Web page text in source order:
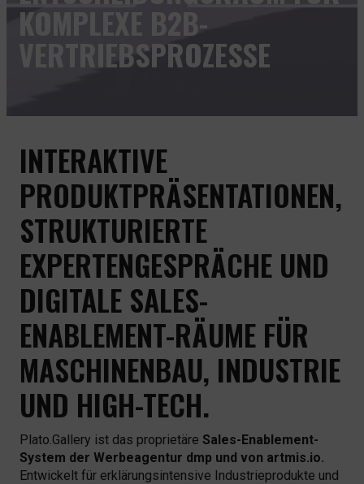
NEWS & WISSEN
KOMPLEXE B2B-
VERTRIEBSPROZESSE
INTERAKTIVE
PRODUKTPRÄSENTATIONEN,
STRUKTURIERTE
EXPERTENGESPRÄCHE UND
DIGITALE SALES-
ENABLEMENT-RÄUME FÜR
MASCHINENBAU, INDUSTRIE
UND HIGH-TECH.
Plato.Gallery ist das proprietäre Sales-Enablement-
System der Werbeagentur dmp und von artmis.io.
Entwickelt für erklärungsintensive Industrieprodukte und